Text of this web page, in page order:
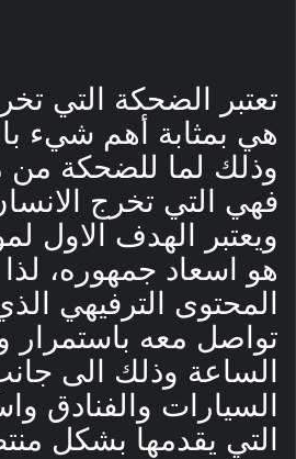
تعتبر الضحكة التي
هي بمثابة أهم شيء
وذلك لما للضحكة من
فهي التي تخرج
هو اسعاد جمهوره،
المحتوى الترفيهي
تواصل معه باستمرار
الساعة وذلك الى
السيارات والفنادق
التي يقدمها بشكل